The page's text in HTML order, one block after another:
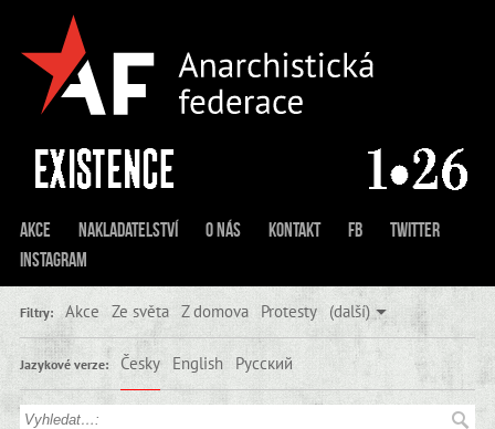
Akce Nakladatelství O nás Kontakt FB
Twitter
Instagram
Filtry: Akce Ze světa Z domova Protesty (další)
Jazykové verze: Česky English Русский